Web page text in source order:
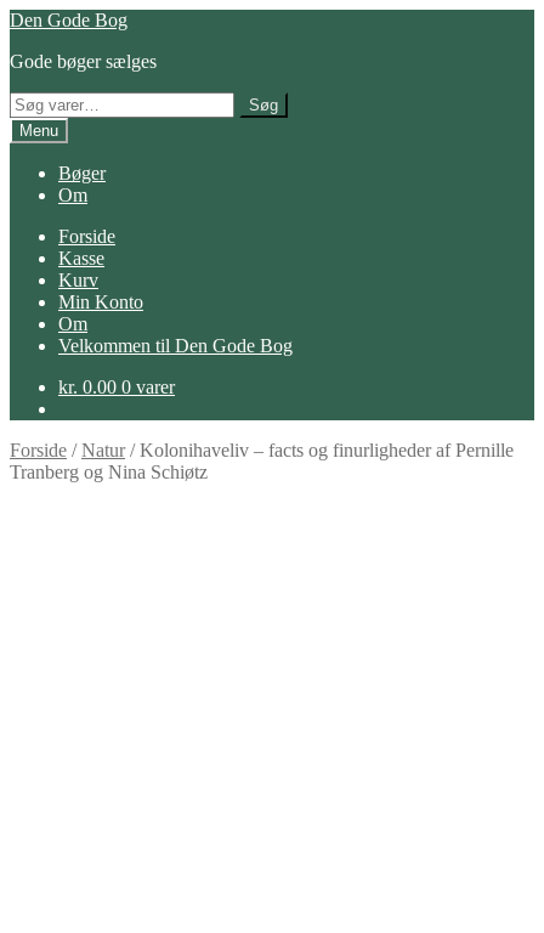
Spring
navigation
Spring
indhold
Den Gode Bog
Gode bøger sælges
Søg
efter:
Søg
Menu
Bøger
Om
Forside
Kasse
Kurv
Min Konto
Om
Velkommen til Den Gode Bog
kr. 0.00 0 varer
Forside /Natur/Kolonihaveliv – facts og finurligheder af Pernille
Tranberg og Nina Schiøtz